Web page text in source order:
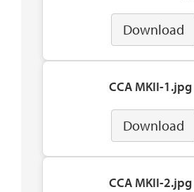
Download
CCA MKII-1.jpg
Download
CCA MKII-2.jpg